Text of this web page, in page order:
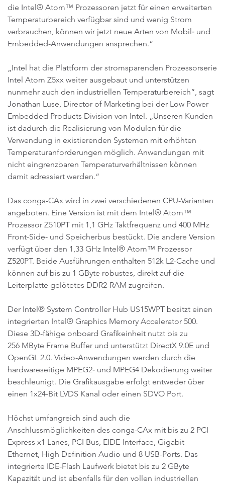
die Intel® Atom™ Prozessoren jetzt für einen erweiterten
Temperaturbereich verfügbar sind und wenig Strom
verbrauchen, können wir jetzt neue Arten von Mobil‑ und
Embedded-Anwendungen ansprechen.“
„Intel hat die Plattform der stromsparenden Prozessorserie
Intel Atom Z5xx weiter ausgebaut und unterstützen
nunmehr auch den industriellen Temperaturbereich“, sagt
Jonathan Luse, Director of Marketing bei der Low Power
Embedded Products Division von Intel. „Unseren Kunden
ist dadurch die Realisierung von Modulen für die
Verwendung in existierenden Systemen mit erhöhten
Temperaturanforderungen möglich. Anwendungen mit
nicht eingrenzbaren Temperaturverhältnissen können
damit adressiert werden.“
Das conga-CAx wird in zwei verschiedenen CPU-Varianten
angeboten. Eine Version ist mit dem Intel® Atom™
Prozessor Z510PT mit 1,1 GHz Taktfrequenz und 400 MHz
Front-Side‑ und Speicherbus bestückt. Die andere Version
verfügt über den 1,33 GHz Intel® Atom™ Prozessor
Z520PT. Beide Ausführungen enthalten 512k L2-Cache und
können auf bis zu 1 GByte robustes, direkt auf die
Leiterplatte gelötetes DDR2-RAM zugreifen.
Der Intel® System Controller Hub US15WPT besitzt einen
integrierten Intel® Graphics Memory Accelerator 500.
Diese 3D-fähige onboard Grafikeinheit nutzt bis zu
256 MByte Frame Buffer und unterstützt DirectX 9.0E und
OpenGL 2.0. Video-Anwendungen werden durch die
hardwareseitige MPEG2‑ und MPEG4 Dekodierung weiter
beschleunigt. Die Grafikausgabe erfolgt entweder über
einen 1x24-Bit LVDS Kanal oder einen SDVO Port.
Höchst umfangreich sind auch die
Anschlussmöglichkeiten des conga-CAx mit bis zu 2 PCI
Express x1 Lanes, PCI Bus, EIDE-Interface, Gigabit
Ethernet, High Definition Audio und 8 USB-Ports. Das
integrierte IDE-Flash Laufwerk bietet bis zu 2 GByte
Kapazität und ist ebenfalls für den vollen industriellen